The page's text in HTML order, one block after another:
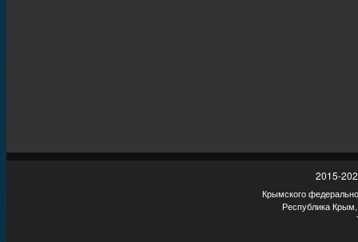
2015-
Крымского
Республика